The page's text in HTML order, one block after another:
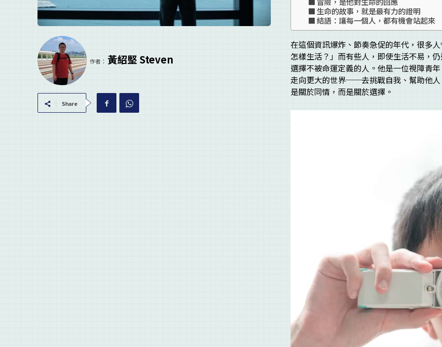
作者： 黃紹堅 Steven
Share
生命的故事，就是最有力的證明
結語：讓每一個人，都有機會站起來
在這個資訊爆炸、節奏急促的年代，很多
怎樣生活？」而有些人，即使生活不易，
選擇不被命運定義的人。他是一位視障青
走向更大的世界──去挑戰自我、幫助他
是關於同情，而是關於選擇。